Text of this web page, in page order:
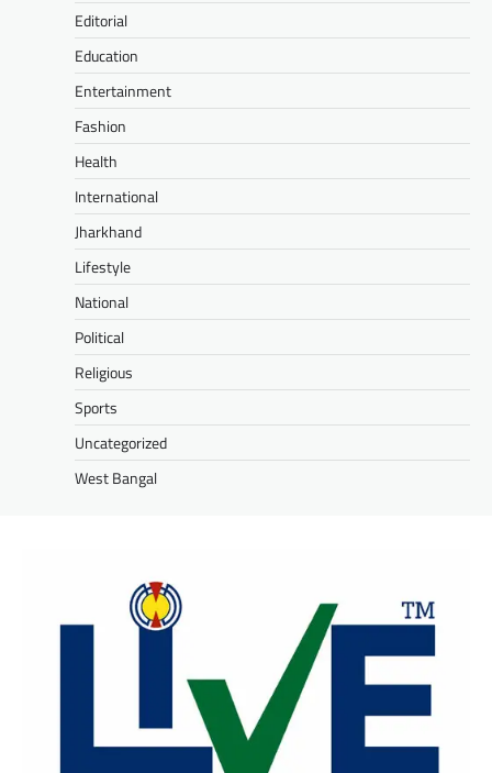
Editorial
Education
Entertainment
Fashion
Health
International
Jharkhand
Lifestyle
National
Political
Religious
Sports
Uncategorized
West Bangal